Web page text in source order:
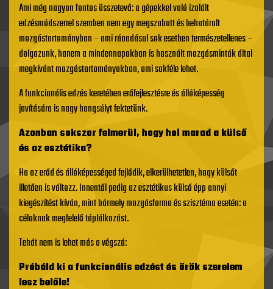
Ami még nagyon fontos összetevő: a gépekkel való izolált
edzésmódszerrel szemben nem egy megszabott és behatárolt
mozgástartományban – ami ráaadásul sok esetben természetellenes –
dolgozunk, hanem a mindennapokban is használt mozgásminták által
megkívánt mozgástartományokban, ami sokféle lehet.
A funkcionális edzés keretében erőfejlesztésre és állóképesség
javítására is nagy hangsúlyt fektetünk.
Azonban sokszor felmerül, hogy hol marad a külső
és az esztétika?
Ha az erőd és állóképességed fejlődik, elkerülhetetlen, hogy külsőt
illetően is változz. Innentől pedig az esztétikus külső épp annyi
kiegészítést kíván, mint bármely mozgásforma és szisztéma esetén: a
céloknak megfelelő táplálkozást.
Tehát nem is lehet más a végszó:
Próbáld ki a funkcionális edzést és örök szerelem
lesz belőle!